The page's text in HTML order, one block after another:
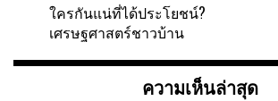
ใครกันแน่ที่ได้ประโยชน์?
เศรษฐศาสตร์ชาวบ้าน
ความเห็นล่าสุด